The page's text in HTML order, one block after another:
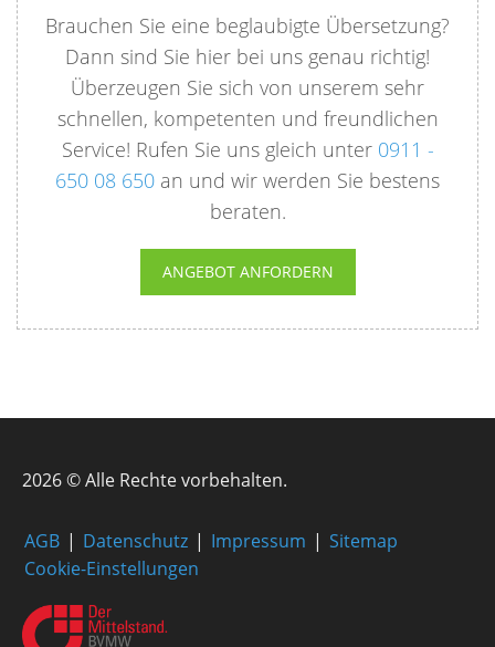
Brauchen Sie eine beglaubigte Übersetzung?
Dann sind Sie hier bei uns genau richtig!
Überzeugen Sie sich von unserem sehr
schnellen, kompetenten und freundlichen
Service! Rufen Sie uns gleich unter 0911 -
650 08 650 an und wir werden Sie bestens
beraten.
ANGEBOT ANFORDERN
2026 © Alle Rechte vorbehalten.
AGB Datenschutz Impressum
Sitemap
Cookie-Einstellungen